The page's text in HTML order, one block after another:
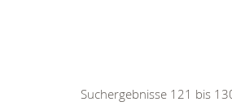
Suchergebnisse 121 bis